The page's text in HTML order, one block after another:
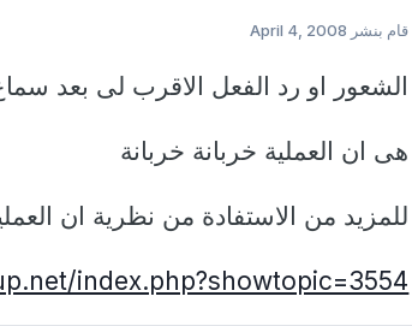
قام بنشر April 4, 2008
الشعور او رد الفعل الاقرب لى بعد
هى ان العملية خربانة خربانة
للمزيد من الاستفادة من نظرية ان
index.php?showtopic=3554